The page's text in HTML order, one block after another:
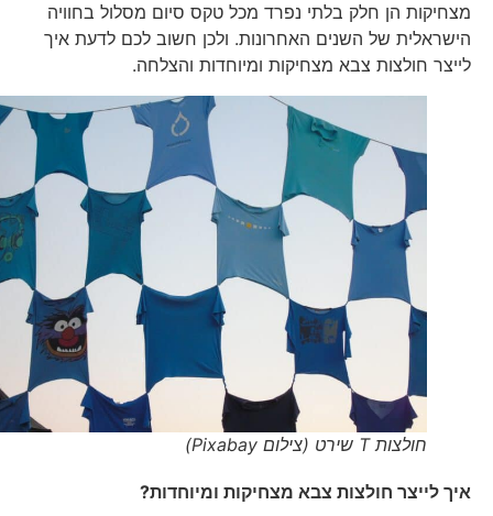
מצחיקות הן חלק בלתי נפרד מכל טקס סיום מסלול בחוויה
הישראלית של השנים האחרונות. ולכן חשוב לכם לדעת איך
לייצר חולצות צבא מצחיקות ומיוחדות והצלחה.
חולצות T שירט (צילום Pixabay)
איך לייצר חולצות צבא מצחיקות ומיוחדות?